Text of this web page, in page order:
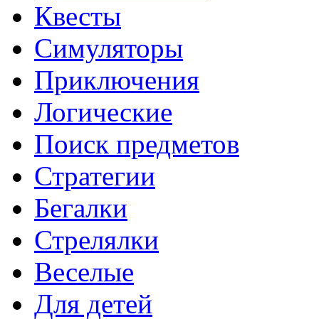
Квесты
Симуляторы
Приключения
Логические
Поиск предметов
Стратегии
Бегалки
Стрелялки
Веселые
Для детей